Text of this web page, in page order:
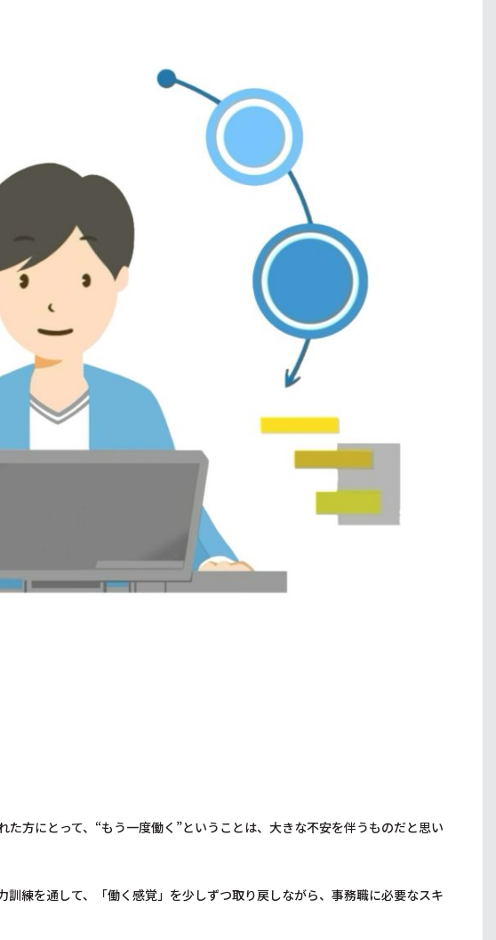
方にとって、“もう一度働く”ということは、大きな不安を伴うものだと思い
練を通して、「働く感覚」を少しずつ取り戻しながら、事務職に必要なスキ